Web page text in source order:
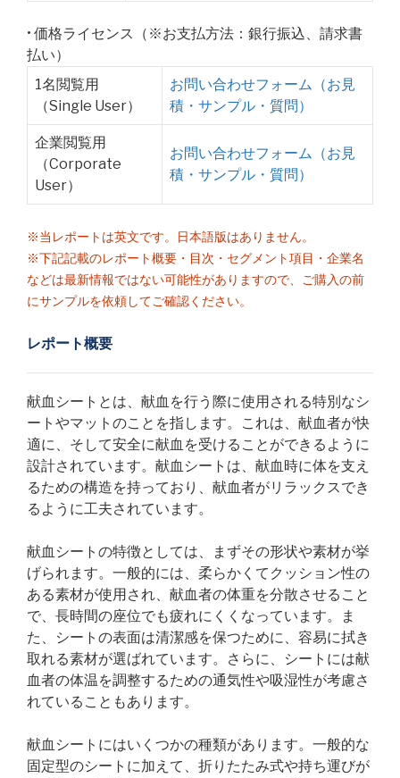
• 価格ライセンス（※お支払方法：銀行振込、請求書
払い）
1名閲覧用
（Single User）
お問い合わせフォーム（お見
積・サンプル・質問）
企業閲覧用
（Corporate
User）
お問い合わせフォーム（お見
積・サンプル・質問）
※当レポートは英文です。日本語版はありません。
※下記記載のレポート概要・目次・セグメント項目・企業名
などは最新情報ではない可能性がありますので、ご購入の前
にサンプルを依頼してご確認ください。
レポート概要
献血シートとは、献血を行う際に使用される特別なシ
ートやマットのことを指します。これは、献血者が快
適に、そして安全に献血を受けることができるように
設計されています。献血シートは、献血時に体を支え
るための構造を持っており、献血者がリラックスでき
るように工夫されています。
献血シートの特徴としては、まずその形状や素材が挙
げられます。一般的には、柔らかくてクッション性の
ある素材が使用され、献血者の体重を分散させること
で、長時間の座位でも疲れにくくなっています。ま
た、シートの表面は清潔感を保つために、容易に拭き
取れる素材が選ばれています。さらに、シートには献
血者の体温を調整するための通気性や吸湿性が考慮さ
れていることもあります。
献血シートにはいくつかの種類があります。一般的な
固定型のシートに加えて、折りたたみ式や持ち運びが